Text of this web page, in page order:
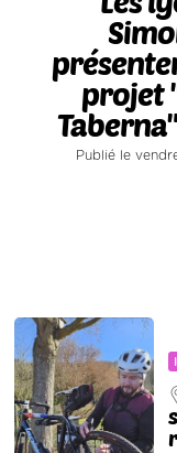
projet
Publié le